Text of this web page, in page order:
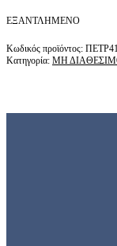
ΕΞΑΝΤΛΗΜΈΝΟ
Κατηγορία: ΜΗ